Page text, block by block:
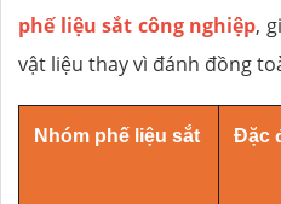
phế liệu sắt công nghiệp,
vật liệu thay vì đánh đồng
Nhóm phế liệu sắt Đặc